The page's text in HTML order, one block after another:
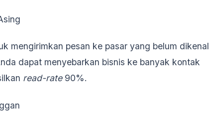
mengirimkan pesan ke pasar yang belum dikenal
dapat menyebarkan bisnis ke banyak kontak
read-rate90%.